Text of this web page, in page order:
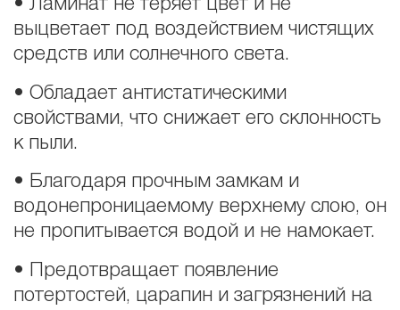
• Ламинат не теряет цвет и не
выцветает под воздействием чистящих
средств или солнечного света.
• Обладает антистатическими
свойствами, что снижает его склонность
к пыли.
• Благодаря прочным замкам и
водонепроницаемому верхнему слою, он
не пропитывается водой и не намокает.
• Предотвращает появление
потертостей, царапин и загрязнений на